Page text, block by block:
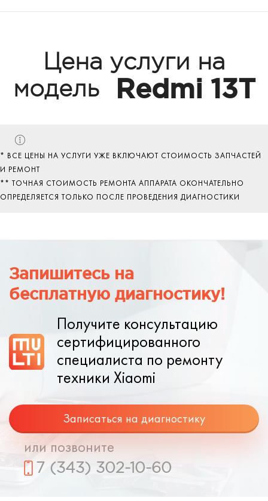
Цена услуги на
модель
Redmi 13T
* ВСЕ ЦЕНЫ НА УСЛУГИ УЖЕ ВКЛЮЧАЮТ СТОИМОСТЬ ЗАПЧАСТЕЙ
И РЕМОНТ
** ТОЧНАЯ СТОИМОСТЬ РЕМОНТА АППАРАТА ОКОНЧАТЕЛЬНО
ОПРЕДЕЛЯЕТСЯ ТОЛЬКО ПОСЛЕ ПРОВЕДЕНИЯ ДИАГНОСТИКИ
Запишитесь на
бесплатную диагностику!
Получите консультацию
сертифицированного
специалиста по ремонту
техники Xiaomi
Записаться на диагностику
или позвоните
7 (343) 302-10-60